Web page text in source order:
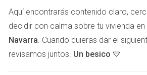
Problemas legales en caso de
Un cliente mío intentó vender su
Aquí encontrarás contenido claro,
decidir con calma sobre tu vivienda en
Navarra. Cuando quieras dar el
revisamos juntos. Un besico 💛